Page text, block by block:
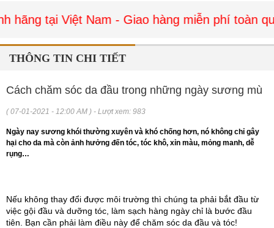
hãng tại Việt Nam - Giao hàng miễn phí toàn
THÔNG TIN CHI TIẾT
Cách chăm sóc da đầu trong những ngày sương mù
( 07-01-2021 - 12:00 AM ) - Lượt xem: 983
Ngày nay sương khói thường xuyên và khó chống hơn, nó không chỉ gây
hại cho da mà còn ảnh hưởng đến tóc, tóc khô, xỉn màu, mỏng manh, dễ
rụng…
Nếu không thay đổi được môi trường thì chúng ta phải bắt đầu từ
việc gội đầu và dưỡng tóc, làm sạch hàng ngày chỉ là bước đầu
tiên. Bạn cần phải làm điều này để chăm sóc da đầu và tóc!